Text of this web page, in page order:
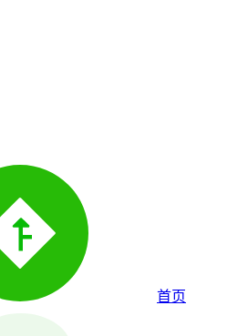
首页